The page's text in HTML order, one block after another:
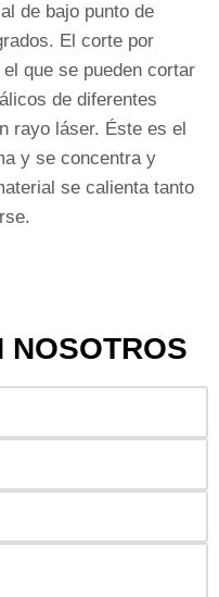
de bajo punto de
El corte por
que se pueden cortar
de diferentes
rayo láser. Éste es el
y se concentra y
se calienta tanto
NOSOTROS